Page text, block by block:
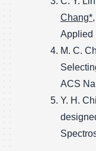
Chang*
Applied
M. C.
ACS
Y. H.